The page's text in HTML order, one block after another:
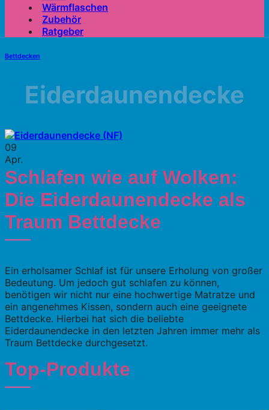
Wärmflaschen
Zubehör
Ratgeber
Bettdecken
Eiderdaunendecke
09
Apr.
Schlafen wie auf Wolken:
Die Eiderdaunendecke als
Traum Bettdecke
Ein erholsamer Schlaf ist für unsere Erholung von großer
Bedeutung. Um jedoch gut schlafen zu können,
benötigen wir nicht nur eine hochwertige Matratze und
ein angenehmes Kissen, sondern auch eine geeignete
Bettdecke. Hierbei hat sich die beliebte
Eiderdaunendecke in den letzten Jahren immer mehr als
Traum Bettdecke durchgesetzt.
Top-Produkte